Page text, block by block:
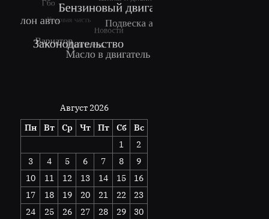
Август 2026
Пн
Вт Ср Чт Пт Сб
Вс
1
2
3
4 5 6 7 8
9
10
11 12 13 14 15
16
17
18 19 20 21 22
23
24
25 26 27 28 29
30